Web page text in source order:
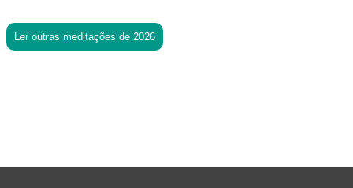
Ler outras meditações de 2026